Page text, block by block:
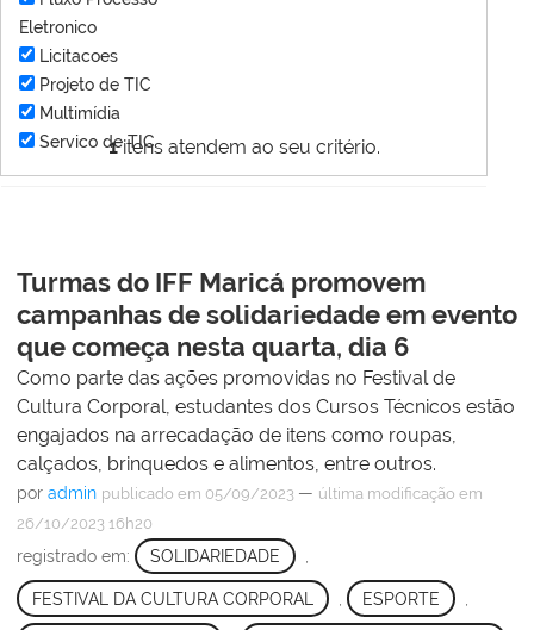
1itens atendem ao seu critério.
Eletronico
Licitacoes
Projeto de TIC
Multimídia
Servico de TIC
Turmas do IFF Maricá promovem
campanhas de solidariedade em evento
que começa nesta quarta, dia 6
Como parte das ações promovidas no Festival de
Cultura Corporal, estudantes dos Cursos Técnicos estão
engajados na arrecadação de itens como roupas,
calçados, brinquedos e alimentos, entre outros.
por admin publicado em 05/09/2023 — última modificação em
26/10/2023 16h20
registrado em: SOLIDARIEDADE
FESTIVAL DA CULTURA CORPORAL ESPORTE